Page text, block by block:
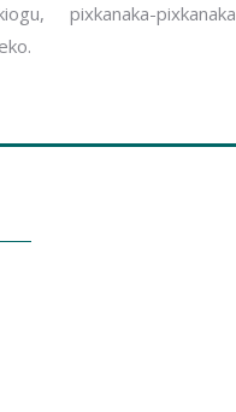
pixkanaka-pixkanaka